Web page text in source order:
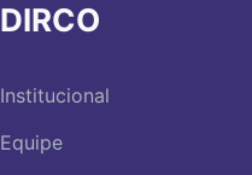
DIRCO
Institucional
Equipe